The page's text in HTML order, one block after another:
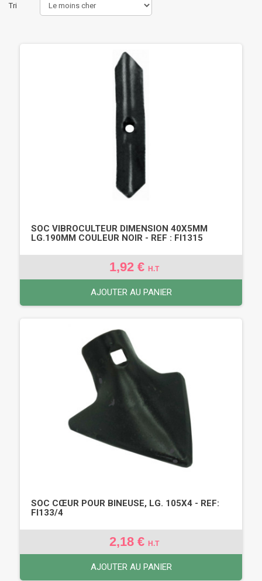
Tri
SOC VIBROCULTEUR DIMENSION 40X5MM
LG.190MM COULEUR NOIR - REF : FI1315
1,92 € H.T
AJOUTER AU PANIER
SOC CŒUR POUR BINEUSE, LG. 105X4 - REF:
FI133/4
2,18 € H.T
AJOUTER AU PANIER